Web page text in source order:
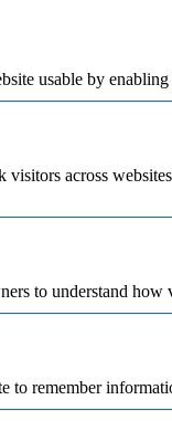
usable by
visitors across
to understand
to remember